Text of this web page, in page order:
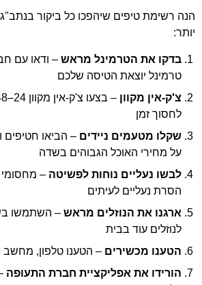
הנה רשימת טיפים שיהפכו כל ביקור בנתב"ג
יותר:
בדקו את הטרמינל מראש – ודאו עם
טרמינל יוצאת הטיסה שלכם
צ'ק-אין מקוון
לחסוך זמן
שקלו מטעמים ניידים – הביאו חטיפים
על מחירי האוכל הגבוהים בשדה
לבשו נעליים נוחות לפשיטה – מחסומי
הסרת נעליים לעיתים
ארגנו את הנוזלים מראש – השתמשו
לנוזלים עוד בבית
הטענו מכשירים – הטענו טלפון, מחשב
הורידו את אפליקציית חברת התעופה